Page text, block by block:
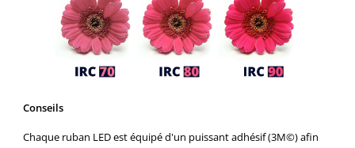
Conseils
Chaque ruban LED est équipé d'un puissant adhésif (3M©) afin